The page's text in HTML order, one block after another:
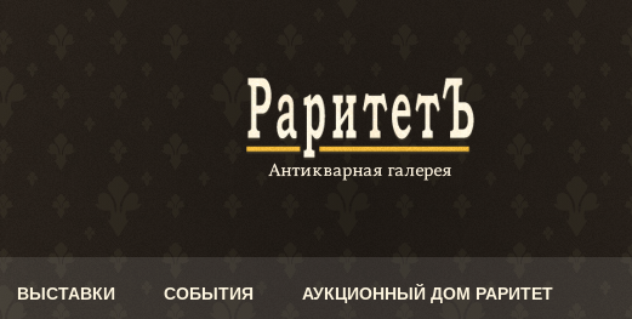
ВЫСТАВКИ СОБЫТИЯ АУКЦИОННЫЙ ДОМ РАРИТЕТ